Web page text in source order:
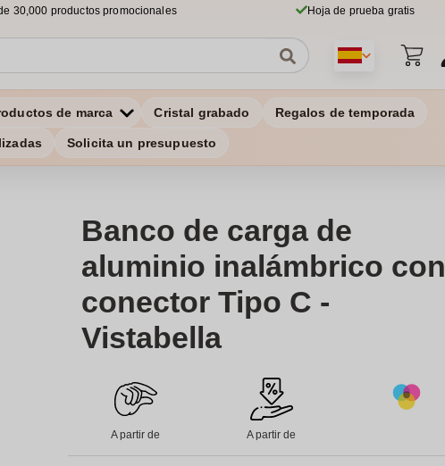
30,000 productos promocionales Hoja de prueba gratis
de marca Cristal grabado Regalos de temporada
Solicita un presupuesto
Banco de carga de
aluminio inalámbrico con
conector Tipo C -
Vistabella
A partir de A partir de